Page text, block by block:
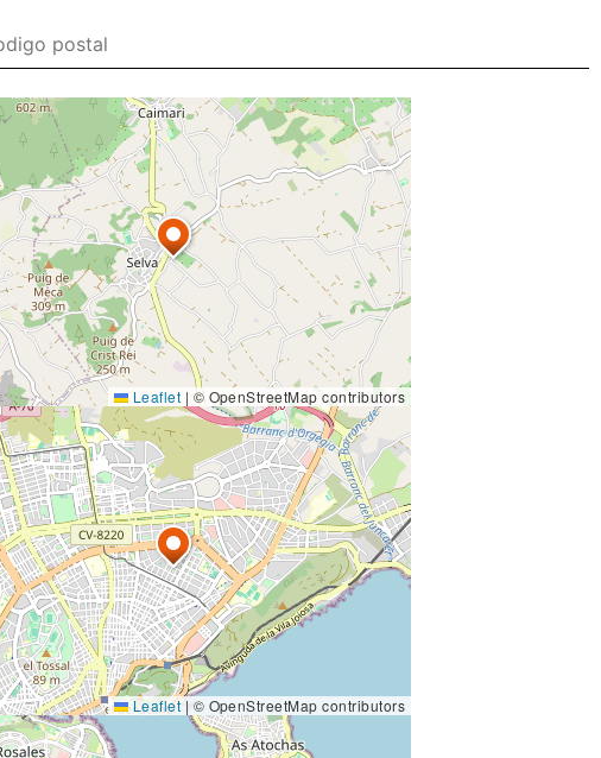
Leaflet | © OpenStreetMap contributors
Leaflet | © OpenStreetMap contributors